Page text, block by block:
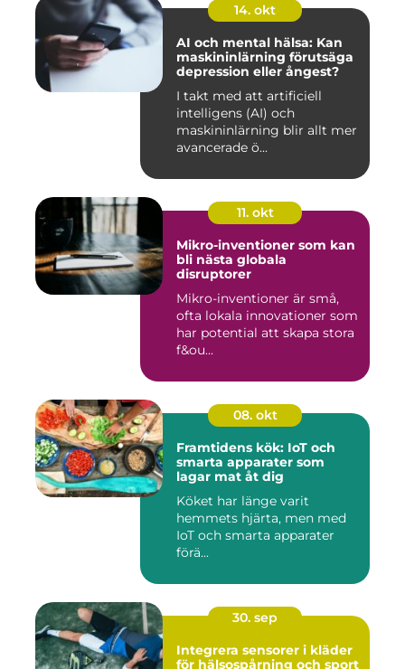
14. okt
AI och mental hälsa: Kan
maskininlärning förutsäga
depression eller ångest?
I takt med att artificiell
intelligens (AI) och
maskininlärning blir allt mer
avancerade ö...
11. okt
Mikro-inventioner som kan
bli nästa globala
disruptorer
Mikro-inventioner är små,
ofta lokala innovationer som
har potential att skapa stora
f&ou...
08. okt
Framtidens kök: IoT och
smarta apparater som
lagar mat åt dig
Köket har länge varit
hemmets hjärta, men med
IoT och smarta apparater
förä...
30. sep
Integrera sensorer i kläder
för hälsospårning och sport